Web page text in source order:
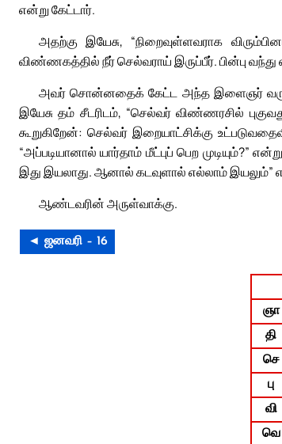
என்று கேட்டார்.
அதற்கு இயேசு, “நிறைவுள்ளவராக
விண்ணகத்தில் நீர் செல்வராய் இருப்பீர். பின்பு
அவர் சொன்னதைக் கேட்ட அந்த இளைஞர்
இயேசு தம் சீடரிடம், “செல்வர் விண்ணரசில்
கூறுகிறேன்: செல்வர் இறையாட்சிக்கு
“அப்படியானால் யார்தாம் மீட்புப் பெற முடியும்?”
இது இயலாது. ஆனால் கடவுளால் எல்லாம் இயலும்”
ஆண்டவரின் அருள்வாக்கு.
◄ ஜனவரி – 16
ஞா
தி
செ
பு
வி
வெ